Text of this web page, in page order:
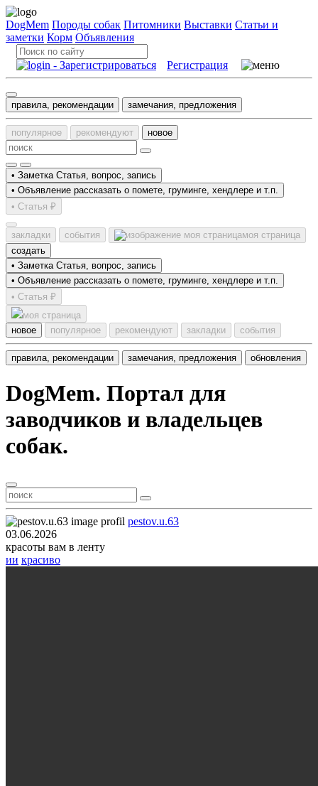
DogMem Породы собак Питомники Выставки Статьи и
заметки Корм Объявления
Регистрация
правила, рекомендации замечания, предложения
популярное рекомендуют новое
• Заметка Статья, вопрос, запись
• Объявление рассказать о помете, груминге, хендлере и т.п.
• Статья ₽
закладки события
моя страница
создать
• Заметка Статья, вопрос, запись
• Объявление рассказать о помете, груминге, хендлере и т.п.
• Статья ₽
моя страница
новое
популярное рекомендуют закладки события
правила, рекомендации замечания, предложения обновления
DogMem. Портал для
заводчиков и владельцев
собак.
pestov.u.63
03.06.2026
красоты вам в ленту
ии красиво